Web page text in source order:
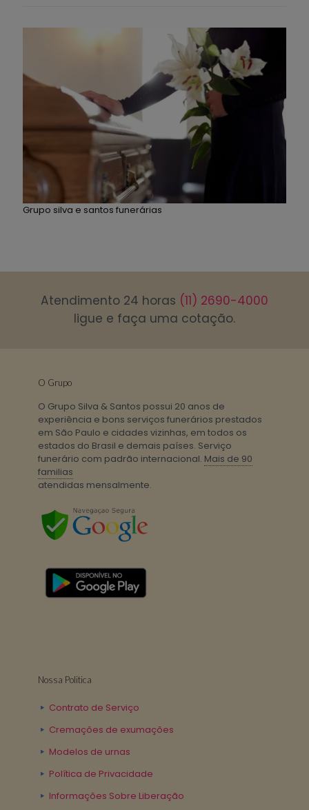
Grupo silva e santos funerárias
Atendimento 24 horas (11) 2690-4000
ligue e faça uma cotação.
O Grupo
O Grupo Silva & Santos possui 20 anos de
experiência e bons serviços funerários prestados
em São Paulo e cidades vizinhas, em todos os
estados do Brasil e demais países. Serviço
funerário com padrão internacional. Mais de 90
familias
atendidas mensalmente.
Nossa Politica
Contrato de Serviço
Cremações de exumações
Modelos de urnas
Política de Privacidade
Informações Sobre Liberação